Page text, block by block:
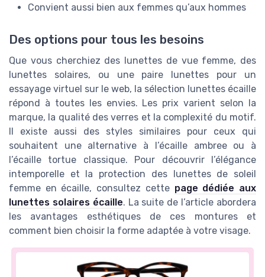
Convient aussi bien aux femmes qu’aux hommes
Des options pour tous les besoins
Que vous cherchiez des lunettes de vue femme, des
lunettes solaires, ou une paire lunettes pour un
essayage virtuel sur le web, la sélection lunettes écaille
répond à toutes les envies. Les prix varient selon la
marque, la qualité des verres et la complexité du motif.
Il existe aussi des styles similaires pour ceux qui
souhaitent une alternative à l’écaille ambree ou à
l’écaille tortue classique. Pour découvrir l’élégance
intemporelle et la protection des lunettes de soleil
femme en écaille, consultez cette page dédiée aux
lunettes solaires écaille. La suite de l’article abordera
les avantages esthétiques de ces montures et
comment bien choisir la forme adaptée à votre visage.